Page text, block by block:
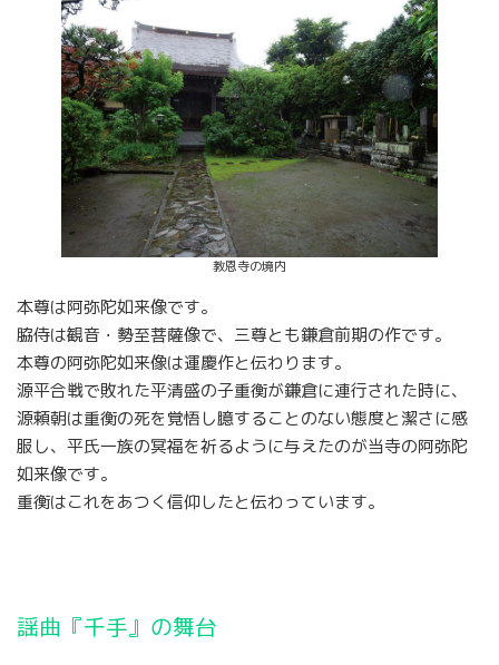
教恩寺の境内
本尊は阿弥陀如来像です。
脇侍は観音・勢至菩薩像で、三尊とも鎌倉前期の作です。
本尊の阿弥陀如来像は運慶作と伝わります。
源平合戦で敗れた平清盛の子重衡が鎌倉に連行された時に、
源頼朝は重衡の死を覚悟し臆することのない態度と潔さに感
服し、平氏一族の冥福を祈るように与えたのが当寺の阿弥陀
如来像です。
重衡はこれをあつく信仰したと伝わっています。
謡曲『千手』の舞台